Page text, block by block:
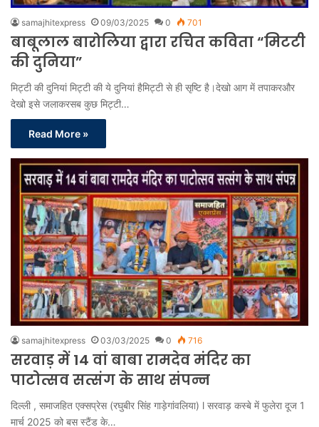
samajhitexpress 09/03/2025 0 701
बाबूलाल बारोलिया द्वारा रचित कविता “मिटटी
की दुनिया”
मिट्टी की दुनियां मिट्टी की ये दुनियां हैमिट्टी से ही सृष्टि है।देखो आग में तपाकरऔर
देखो इसे जलाकरसब कुछ मिट्टी…
Read More »
samajhitexpress 03/03/2025 0 716
सरवाड़ में 14 वां बाबा रामदेव मंदिर का
पाटोत्सव सत्संग के साथ संपन्न
दिल्ली , समाजहित एक्सप्रेस (रघुबीर सिंह गाड़ेगांवलिया) l सरवाड़ कस्बे में फुलेरा दूज 1
मार्च 2025 को बस स्टैंड के…